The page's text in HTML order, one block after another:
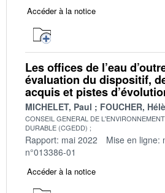
Accéder à la notice
Les offices de l’eau
évaluation du dispositif,
acquis et pistes
MICHELET, Paul FOUCHER,
CONSEIL GENERAL DE
DURABLE (CGEDD)
Rapport: mai 2022 Mise en ligne:
n°013386-01
Accéder à la notice